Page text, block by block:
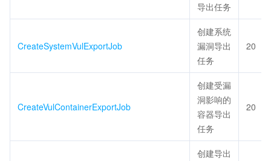
导出任务
CreateSystemVulExportJob
创建系统
漏洞导出
任务
20
CreateVulContainerExportJob
创建受漏
洞影响的
容器导出
任务
20
创建导出